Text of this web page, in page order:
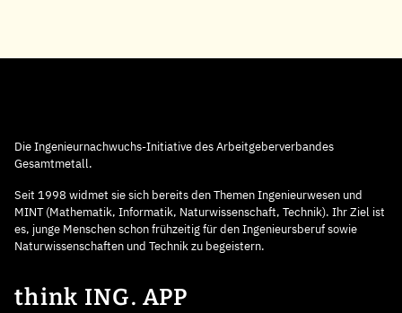
Die Ingenieurnachwuchs-Initiative des Arbeitgeberverbandes
Gesamtmetall.
Seit 1998 widmet sie sich bereits den Themen Ingenieurwesen und
MINT (Mathematik, Informatik, Naturwissenschaft, Technik). Ihr Ziel ist
es, junge Menschen schon frühzeitig für den Ingenieursberuf sowie
Naturwissenschaften und Technik zu begeistern.
think ING. APP